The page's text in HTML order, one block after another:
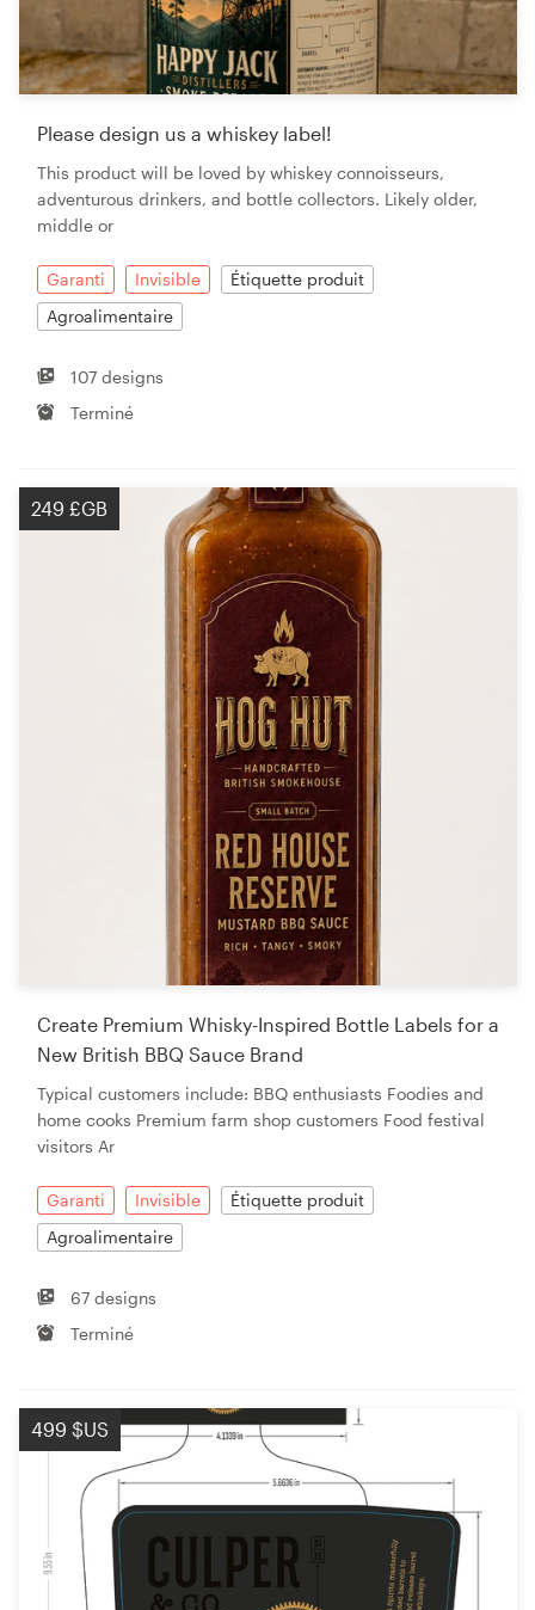
Please design us a whiskey label!
This product will be loved by whiskey connoisseurs,
adventurous drinkers, and bottle collectors. Likely older,
middle or
Garanti Invisible
Étiquette produit
Agroalimentaire
107 designs
Terminé
249 £GB
Create Premium Whisky-Inspired Bottle Labels for a
New British BBQ Sauce Brand
Typical customers include: BBQ enthusiasts Foodies and
home cooks Premium farm shop customers Food festival
visitors Ar
Garanti Invisible
Étiquette produit
Agroalimentaire
67 designs
Terminé
499 $US